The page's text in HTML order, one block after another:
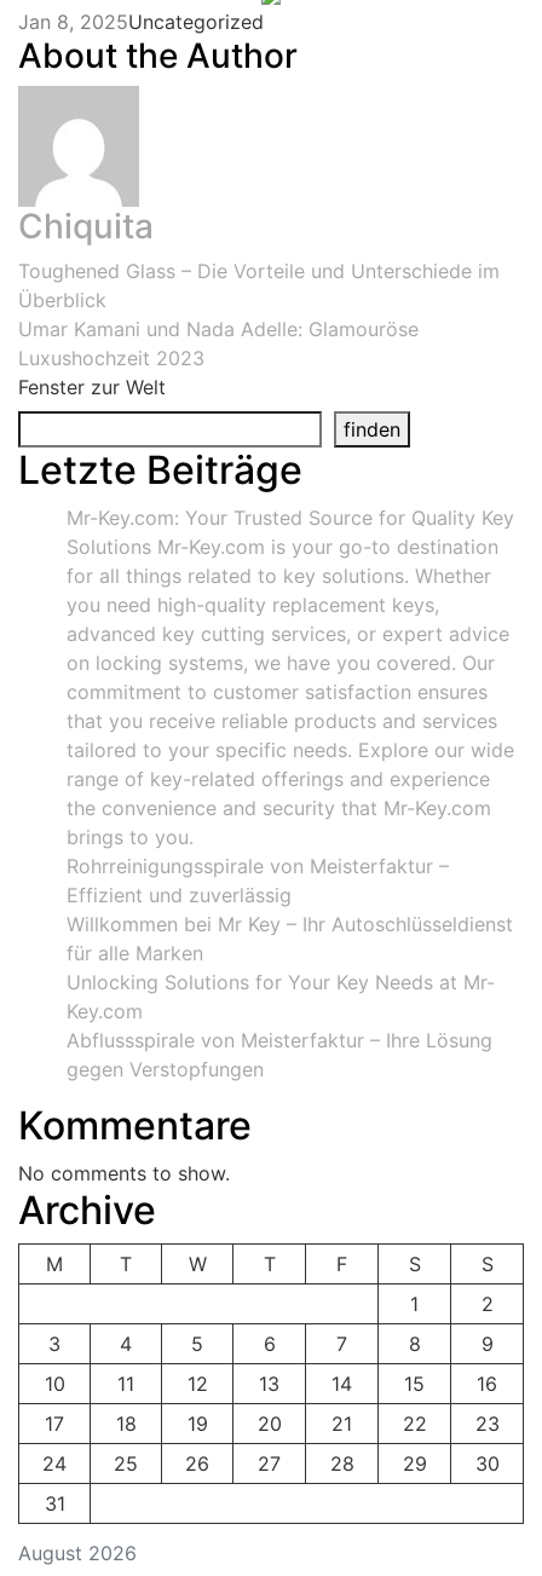
Jan 8, 2025Uncategorized
About the Author
Chiquita
Post
navigation
Toughened Glass – Die Vorteile und Unterschiede im
Überblick
Umar Kamani und Nada Adelle: Glamouröse
Luxushochzeit 2023
Fenster zur Welt
finden
Letzte Beiträge
Mr-Key.com: Your Trusted Source for Quality Key
Solutions Mr-Key.com is your go-to destination
for all things related to key solutions. Whether
you need high-quality replacement keys,
advanced key cutting services, or expert advice
on locking systems, we have you covered. Our
commitment to customer satisfaction ensures
that you receive reliable products and services
tailored to your specific needs. Explore our wide
range of key-related offerings and experience
the convenience and security that Mr-Key.com
brings to you.
Rohrreinigungsspirale von Meisterfaktur –
Effizient und zuverlässig
Willkommen bei Mr Key – Ihr Autoschlüsseldienst
für alle Marken
Unlocking Solutions for Your Key Needs at Mr-
Key.com
Abflussspirale von Meisterfaktur – Ihre Lösung
gegen Verstopfungen
Kommentare
No comments to show.
Archive
August 2026
M T W T F S
S
1
2
3
4 5 6 7 8
9
10
11 12 13 14 15
16
17
18 19 20 21 22
23
24
25 26 27 28 29
30
31